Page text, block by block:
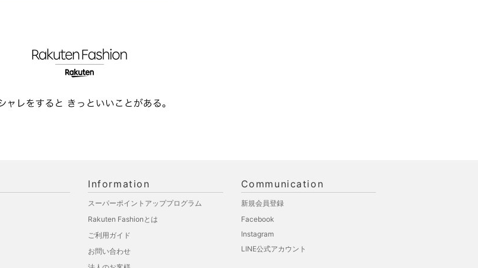
Information
スーパーポイントアッププログラム
Rakuten Fashionとは
ご利用ガイド
お問い合わせ
Communication
新規会員登録
Facebook
Instagram
LINE公式アカウント